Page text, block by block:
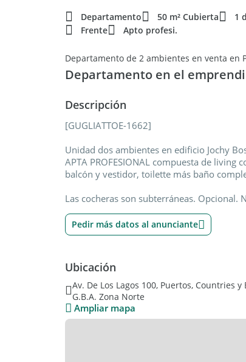
Departamento 50 m² Cubierta 1
Frente
Apto profesi.
Departamento de 2 ambientes en venta en
Departamento en el
Descripción
[GUGLIATTOE-1662]
Unidad dos ambientes en edificio Jochy
APTA PROFESIONAL compuesta de
balcón y vestidor, toilette más baño
Las cocheras son subterráneas. Opcional.
Pedir más datos al anunciante
Ubicación
Av. De Los Lagos 100, Puertos, Countries
G.B.A. Zona Norte
Ampliar mapa